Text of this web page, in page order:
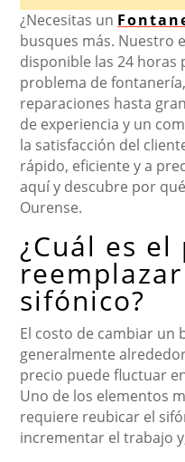
¿Necesitas un
busques más. Nuestro
disponible las 24
problema de
reparaciones hasta
de experiencia y un
la satisfacción del
rápido, eficiente y a
aquí y descubre por
Ourense.
¿Cuál es
sifónico?
El costo de cambiar un
generalmente
precio puede fluctuar
Uno de los elementos
requiere reubicar el
incrementar el trabajo